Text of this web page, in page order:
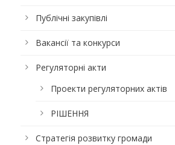
Публічні закупівлі
Вакансії та конкурси
Регуляторні акти
Проекти регуляторних актів
РІШЕННЯ
Стратегія розвитку громади